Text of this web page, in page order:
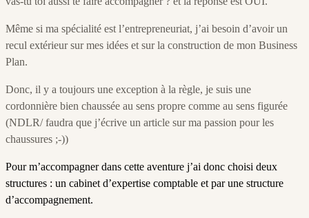
Même si ma spécialité est l’entrepreneuriat, j’ai besoin d’avoir un
recul extérieur sur mes idées et sur la construction de mon Business
Plan.
Donc, il y a toujours une exception à la règle, je suis une
cordonnière bien chaussée au sens propre comme au sens figurée
(NDLR/ faudra que j’écrive un article sur ma passion pour les
chaussures ;-))
Pour m’accompagner dans cette aventure j’ai donc choisi deux
structures : un cabinet d’expertise comptable et par une structure
d’accompagnement.